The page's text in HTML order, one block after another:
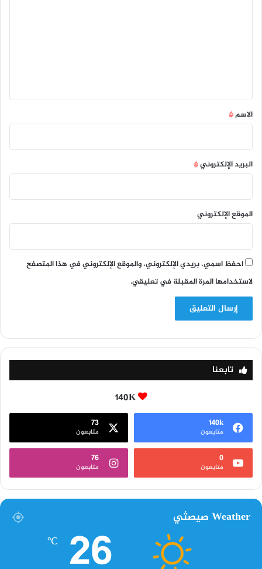
*
الاسم*
البريد الإلكتروني*
الموقع الإلكتروني
احفظ اسمي، بريدي الإلكتروني، والموقع الإلكتروني في هذا المتصفح
لاستخدامها المرة المقبلة في تعليقي.
تابعنا
140K
140k
متابعون
73
متابعون
0
متابعون
76
متابعون
Weather صيصثي
26
℃